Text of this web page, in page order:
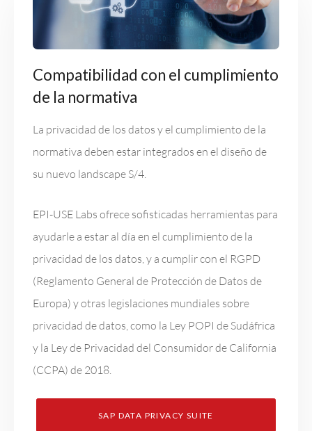
Compatibilidad con el cumplimiento
de la normativa
La privacidad de los datos y el cumplimiento de la
normativa deben estar integrados en el diseño de
su nuevo landscape S/4.
EPI-USE Labs ofrece sofisticadas herramientas para
ayudarle a estar al día en el cumplimiento de la
privacidad de los datos, y a cumplir con el RGPD
(Reglamento General de Protección de Datos de
Europa) y otras legislaciones mundiales sobre
privacidad de datos, como la Ley POPI de Sudáfrica
y la Ley de Privacidad del Consumidor de California
(CCPA) de 2018.
SAP DATA PRIVACY SUITE